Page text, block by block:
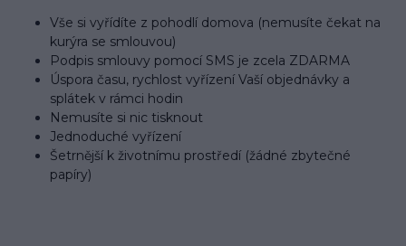
Vše si vyřídíte z pohodlí domova (nemusíte čekat na
kurýra se smlouvou)
Podpis smlouvy pomocí SMS je zcela ZDARMA
Úspora času, rychlost vyřízení Vaší objednávky a
splátek v rámci hodin
Nemusíte si nic tisknout
Jednoduché vyřízení
Šetrnější k životnímu prostředí (žádné zbytečné
papíry)